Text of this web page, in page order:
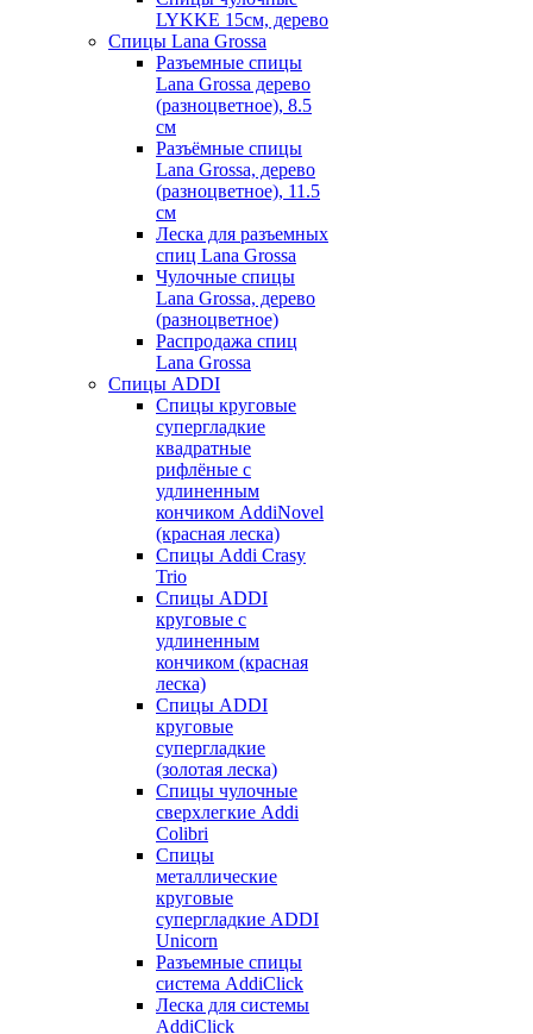
LYKKE 15см, дерево
Спицы Lana Grossa
Разъемные спицы
Lana Grossa дерево
(разноцветное), 8.5
см
Разъёмные спицы
Lana Grossa, дерево
(разноцветное), 11.5
см
Леска для разъемных
спиц Lana Grossa
Чулочные спицы
Lana Grossa, дерево
(разноцветное)
Распродажа спиц
Lana Grossa
Спицы ADDI
Спицы круговые
супергладкие
квадратные
рифлёные с
удлиненным
кончиком AddiNovel
(красная леска)
Спицы Addi Crasy
Trio
Спицы ADDI
круговые с
удлиненным
кончиком (красная
леска)
Спицы ADDI
круговые
супергладкие
(золотая леска)
Спицы чулочные
сверхлегкие Addi
Colibri
Спицы
металлические
круговые
супергладкие ADDI
Unicorn
Разъемные спицы
система AddiClick
Леска для системы
AddiClick